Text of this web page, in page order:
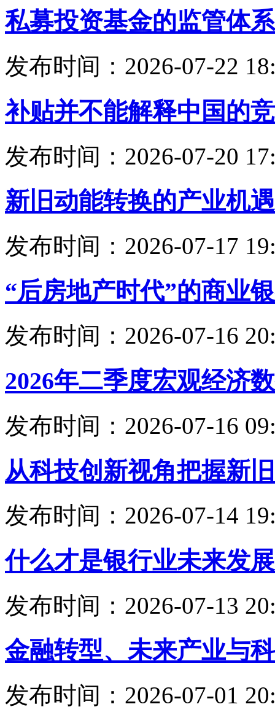
私募投资基金的监管体
发布时间：2026-07-22
补贴并不能解释中国的
发布时间：2026-07-20
新旧动能转换的产业机
发布时间：2026-07-17
“后房地产时代”的商业
发布时间：2026-07-16
2026年二季度宏观经济
发布时间：2026-07-16
从科技创新视角把握新
发布时间：2026-07-14
什么才是银行业未来发
发布时间：2026-07-13
金融转型、未来产业与
发布时间：2026-07-01